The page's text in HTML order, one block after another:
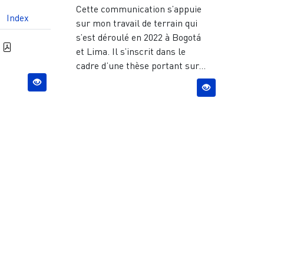
Index
Cette communication s’appuie
sur mon travail de terrain qui
s’est déroulé en 2022 à Bogotá
et Lima. Il s’inscrit dans le
cadre d’une thèse portant sur...